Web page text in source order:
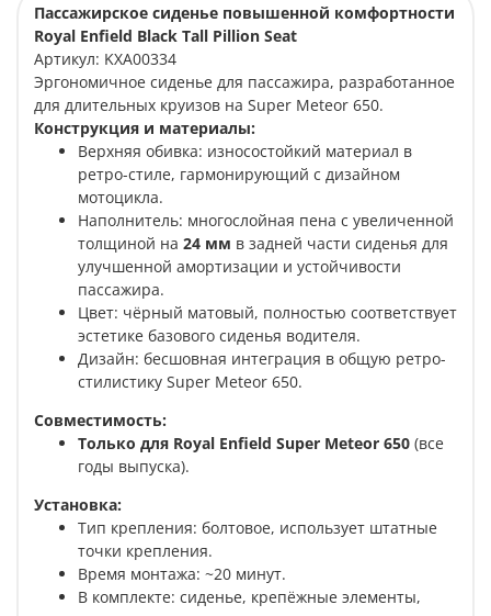
Пассажирское сиденье повышенной комфортности
Royal Enfield Black Tall Pillion Seat
Артикул: KXA00334
Эргономичное сиденье для пассажира, разработанное
для длительных круизов на Super Meteor 650.
Конструкция и материалы:
Верхняя обивка: износостойкий материал в
ретро-стиле, гармонирующий с дизайном
мотоцикла.
Наполнитель: многослойная пена с увеличенной
толщиной на 24 мм в задней части сиденья для
улучшенной амортизации и устойчивости
пассажира.
Цвет: чёрный матовый, полностью соответствует
эстетике базового сиденья водителя.
Дизайн: бесшовная интеграция в общую ретро-
стилистику Super Meteor 650.
Совместимость:
Только для Royal Enfield Super Meteor 650 (все
годы выпуска).
Установка:
Тип крепления: болтовое, использует штатные
точки крепления.
Время монтажа: ~20 минут.
В комплекте: сиденье, крепёжные элементы,